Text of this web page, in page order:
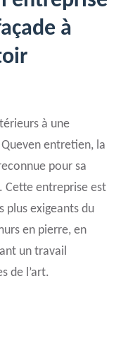
à
à une
entretien, la
pour sa
Cette entreprise est
plus exigeants du
en pierre, en
un travail
de l’art.